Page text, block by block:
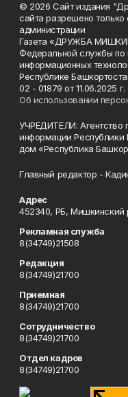
© 2026 Сайт издания
сайта разрешено только
администрации
Газета «ДРУЖБА
Федеральной службы по
информационных
Республике
02 - 01879 от 11.06.2025 г.
Об использовании
УЧРЕДИТЕЛИ: Агентство
информации
дом «Республика
Главный редактор -
Адрес
452340, РБ, Мишкинский
Рекламная служба
8(34749)21508
Редакция
8(34749)21700
Приемная
8(34749)21700
Сотрудничество
8(34749)21700
Отдел кадров
8(34749)21700